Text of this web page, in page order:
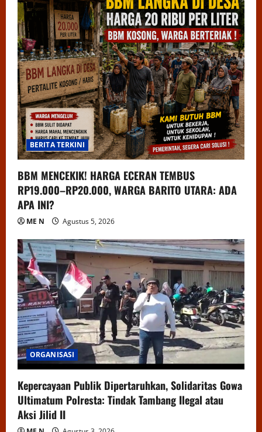
BERITA TERKINI
BBM MENCEKIK! HARGA ECERAN TEMBUS
RP19.000–RP20.000, WARGA BARITO UTARA: ADA
APA INI?
ME N Agustus 5, 2026
ORGANISASI
Kepercayaan Publik Dipertaruhkan, Solidaritas Gowa
Ultimatum Polresta: Tindak Tambang Ilegal atau
Aksi Jilid II